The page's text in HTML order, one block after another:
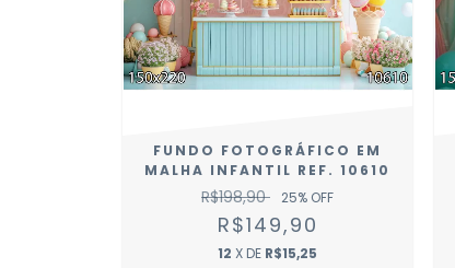
FUNDO FOTOGRÁFICO EM
MALHA INFANTIL REF. 10610
R$198,90 25% OFF
R$149,90
12 X DE R$15,25